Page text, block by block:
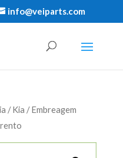
info@veiparts.com
/Kia / Embreagem